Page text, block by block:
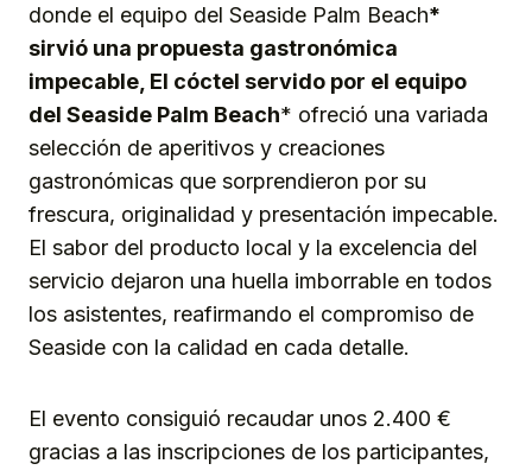
donde el equipo del Seaside Palm Beach*
sirvió una propuesta gastronómica
impecable, El cóctel servido por el equipo
del Seaside Palm Beach* ofreció una variada
selección de aperitivos y creaciones
gastronómicas que sorprendieron por su
frescura, originalidad y presentación impecable.
El sabor del producto local y la excelencia del
servicio dejaron una huella imborrable en todos
los asistentes, reafirmando el compromiso de
Seaside con la calidad en cada detalle.
El evento consiguió recaudar unos 2.400 €
gracias a las inscripciones de los participantes,